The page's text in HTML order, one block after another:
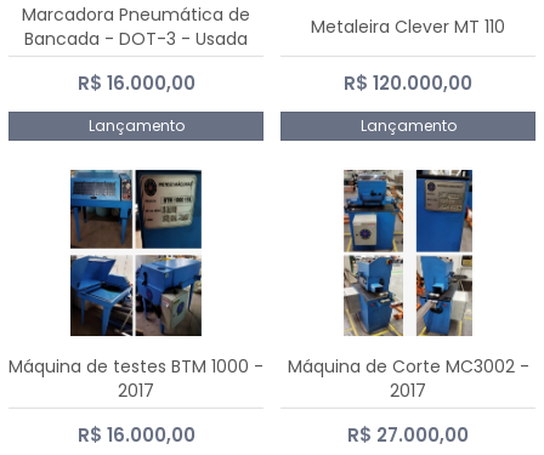
Marcadora Pneumática de
Bancada - DOT-3 - Usada
R$ 16.000,00
Lançamento
Metaleira Clever MT 110
R$ 120.000,00
Lançamento
Máquina de testes BTM 1000 -
2017
R$ 16.000,00
Máquina de Corte MC3002 -
2017
R$ 27.000,00